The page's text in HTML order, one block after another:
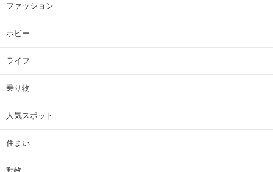
ファッション
ホビー
ライフ
乗り物
人気スポット
住まい